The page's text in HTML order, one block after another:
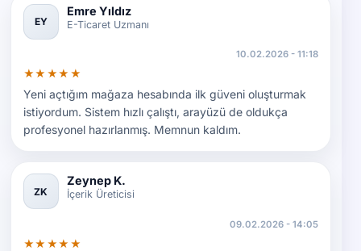
EY
Emre Yıldız
E-Ticaret Uzmanı
10.02.2026 - 11:18
★★★★★
Yeni açtığım mağaza hesabında ilk güveni oluşturmak
istiyordum. Sistem hızlı çalıştı, arayüzü de oldukça
profesyonel hazırlanmış. Memnun kaldım.
ZK
Zeynep K.
İçerik Üreticisi
09.02.2026 - 14:05
★★★★★